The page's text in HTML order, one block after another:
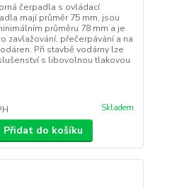
čerpadla s ovládací
mají průměr 75 mm, jsou
průměru 78 mm a je
zavlažování, přečerpávání a na
Při stavbě vodárny lze
s libovolnou tlakovou
Skladem
Přidat do košíku